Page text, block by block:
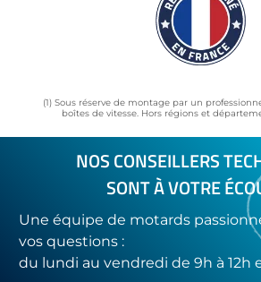
(1) Sous réserve de montage par un
boîtes de vitesse. Hors régions et
NOS CONSEILLERS
SONT À VOTRE
Une équipe de motards
vos questions :
du lundi au vendredi de 9h à 12h